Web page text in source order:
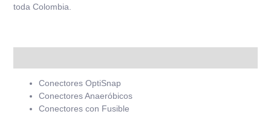
toda Colombia.
Conectores OptiSnap
Conectores Anaeróbicos
Conectores con Fusible